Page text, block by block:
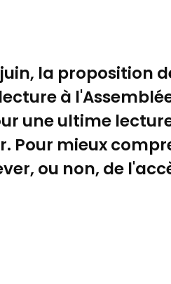
la proposition
à
une ultime
Pour mieux
ou non, de